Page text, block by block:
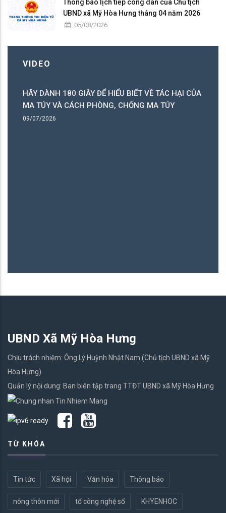
Thông báo lịch tiếp công dân của Chủ tịch
UBND xã Mỹ Hòa Hưng tháng 04 năm 2026
05/08/2026
VIDEO
HÃY DÀNH 180 GIÂY ĐỂ HIỂU BIẾT VỀ TÁC HẠI CỦA
MA TÚY VÀ CÁCH PHÒNG, CHỐNG MA TÚY
09/07/2026
UBND Xã Mỹ Hòa Hưng
Chịu trách nhiệm: Ông Lý Huỳnh Nhật Nam (Chủ tịch UBND xã Mỹ
Hòa Hưng)
Quản lý nội dung: Ban biên tập trang TTĐT UBND xã Mỹ Hòa Hưng
TỪ KHÓA
Tin tức Xã hội Văn hóa Thông báo
nông thôn mới tổ công nghệ số KHYENHOC